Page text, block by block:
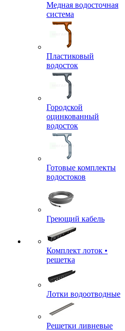
Медная водосточная
система
Пластиковый
водосток
Городской
оцинкованный
водосток
Готовые комплекты
водостоков
Греющий кабель
Комплект лоток •
решетка
Лотки водоотводные
Решетки ливневые